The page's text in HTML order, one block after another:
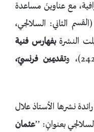
مع عناوينَ مساعدة
الثاني: السلالجي،
بفهارس فنية
تقديمين فرنسيّ،
نشرها الأستاذ علال
بعنوانٍ: ’’عثمان